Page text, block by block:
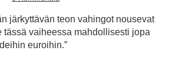
järkyttävän teon vahingot nousevat
tässä vaiheessa mahdollisesti jopa
euroihin.”